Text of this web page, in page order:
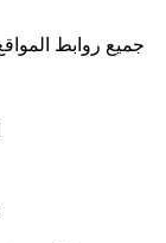
جميع روابط